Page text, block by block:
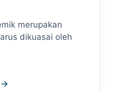
merupakan
dikuasai oleh
→